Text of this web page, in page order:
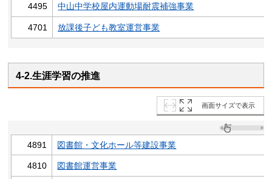
4495 中山中学校屋内運動場耐震補強事業
4701 放課後子ども教室運営事業
4-2.生涯学習の推進
画面サイズで表示
4891 図書館・文化ホール等建設事業
4810 図書館運営事業